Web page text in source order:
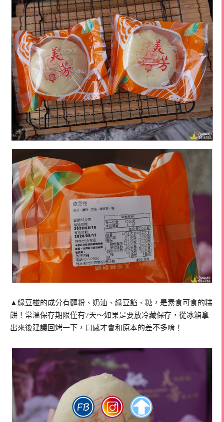
▲綠豆椪的成分有麵粉、奶油、綠豆餡、糖，是素食可食的糕
餅！常溫保存期限僅有7天～如果是要放冷藏保存，從冰箱拿
出來後建議回烤一下，口感才會和原本的差不多唷！